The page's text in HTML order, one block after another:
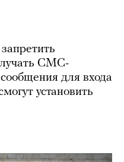
СМС-
для входа
установить